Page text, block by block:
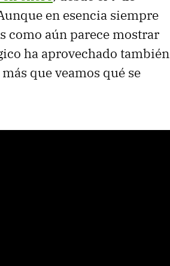
en esencia siempre
como aún parece mostrar
ha aprovechado también
que veamos qué se